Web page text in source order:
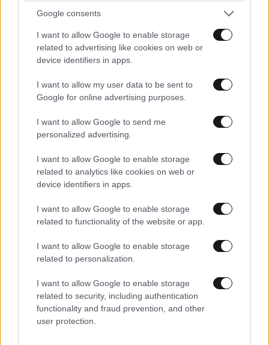
Google consents
I want to allow Google to enable storage
related to advertising like cookies on web or
device identifiers in apps.
I want to allow my user data to be sent to
Google for online advertising purposes.
I want to allow Google to send me
personalized advertising.
I want to allow Google to enable storage
related to analytics like cookies on web or
device identifiers in apps.
I want to allow Google to enable storage
related to functionality of the website or app.
I want to allow Google to enable storage
related to personalization.
I want to allow Google to enable storage
related to security, including authentication
functionality and fraud prevention, and other
user protection.
TRENDING
ΕΛΛΑΔΑ06·08·2026 00:09
Σαν σήμερα 6 Αυγούστου: Πεθαίνει η Ρίτα
Σακελλαρίου, η λαϊκή ντίβα που έκανε τη ζωή
της τραγούδι